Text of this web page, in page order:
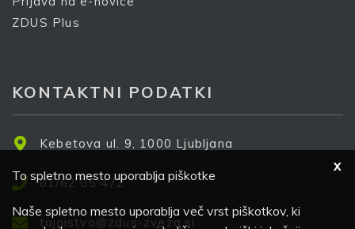
ZDUS Plus
KONTAKTNI PODATKI
Kebetova ul. 9, 1000 Ljubljana
01/62 05 472
tajnistvo@zdus-zveza.si
X
To spletno mesto uporablja piškotke
Naše spletno mesto uporablja več vrst piškotkov, ki